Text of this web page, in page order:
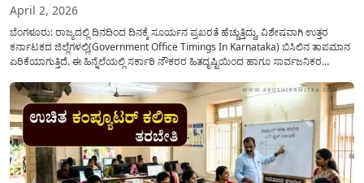
April 2, 2026
ಬೆಂಗಳೂರು: ರಾಜ್ಯದಲ್ಲಿ ದಿನದಿಂದ ದಿನಕ್ಕೆ ಸೂರ್ಯನ ಪ್ರಖರತೆ ಹೆಚ್ಚುತ್ತಿದ್ದು, ವಿಶೇಷವಾಗಿ ಉತ್ತರ
ಕರ್ನಾಟಕದ ಜಿಲ್ಲೆಗಳಲ್ಲಿ(Government Office Timings In Karnataka) ಬಿಸಿಲಿನ ತಾಪಮಾನ
ಏರಿಕೆಯಾಗುತ್ತಿದೆ. ಈ ಹಿನ್ನೆಲೆಯಲ್ಲಿ ಸರ್ಕಾರಿ ನೌಕರರ ಹಿತದೃಷ್ಟಿಯಿಂದ ಹಾಗೂ ಸಾರ್ವಜನಿಕರ
ಮತ್ತು ಕಲ್ಯಾಣ ಕರ್ನಾಟಕದ ಒಟ್ಟು 9 ಜಿಲ್ಲೆಗಳಲ್ಲಿ ಏಪ್ರಿಲ್...